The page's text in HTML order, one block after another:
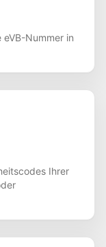
Nummer in
Ihrer